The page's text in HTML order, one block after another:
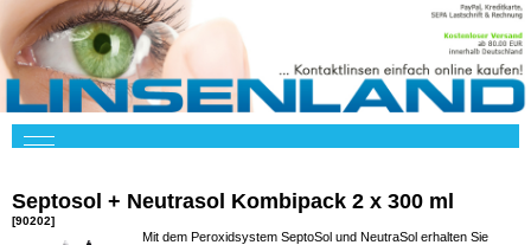
Septosol + Neutrasol Kombipack 2 x 300 ml
[90202]
Mit dem Peroxidsystem SeptoSol und NeutraSol erhalten Sie